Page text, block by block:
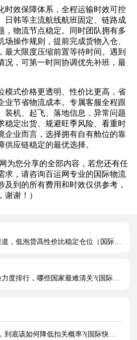
效保障体系，全程运输时效可控
日韩等主流航线航班固定、链路成
，物流节点稳定。同时团队拥有多
操作规则，提前完成货物入仓、
最大限度压缩前置等待时间。遇到
况，可第一时间协调优先补班，最
式价格更透明、性价比更高，省
业节省物流成本。专属客服全程跟
装机、起飞、落地信息，异常问题
稳定出货、规避旺季风险、看重时
企业而言，选择拥有自有舱位的靠
应链稳定的最优选择。
您分享的全部内容，若您还有任
求，请咨询百运网专业的国际物流
及到的所有费用和时效仅供参考，
谢！）
国际空运跨境电商备货渠道，低泡货高性价比稳定仓位（国际空运干货知识分享）
各国海关对国际快递查验力度排行，哪些国家最难清关?(国际快递干货知识分享)
如何降低扣关概率?(国际快递干货知识分享)